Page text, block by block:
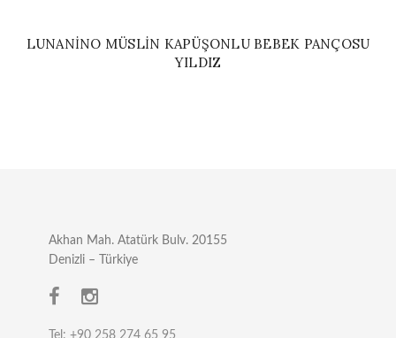
LUNANINO MÜSLIN KAPÜŞONLU BEBEK PANÇOSU
YILDIZ
Akhan Mah. Atatürk Bulv. 20155
Denizli – Türkiye
Tel: +90 258 274 65 95